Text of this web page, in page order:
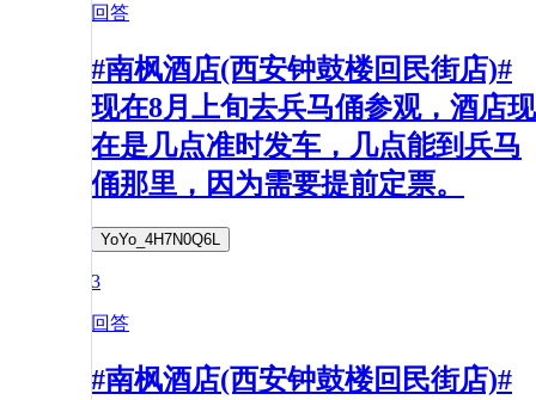
回答
#南枫酒店(西安钟鼓楼回民街店)#
现在8月上旬去兵马俑参观，酒店现
在是几点准时发车，几点能到兵马
俑那里，因为需要提前定票。
YoYo_4H7N0Q6L
3
回答
#南枫酒店(西安钟鼓楼回民街店)#